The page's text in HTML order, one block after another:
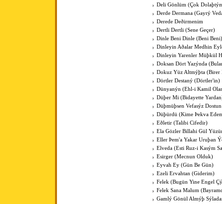
Deli Gönlüm (Çok
Derde Dermana (Gayrý
Derede Deðirmenim
Dertli Dertli (Sene Geçer)
Dinle Beni Dinle (Beni Beni)
Dinleyin Aðalar Medhin
Dinleyin Yarenler Müþkül
Doksan Dört Yazýnda
Dokuz Yüz Altmýþta (Birer
Dörtler Destaný (Dörtler'in)
Dünyanýn (Ehl-i Kamil
Düþer Mi (Bidayette
Düþmüþsen Vefasýz Dostun
Düþürdü (Kime Þekva
Eðletir (Talibi Cifedir)
Ela Gözler Billahi Gül
Eller Þem'a Yakar Uruþan
Elveda (Esti Ruz-i Kasým
Esirger (Mecnun Olduk)
Eyvah Ey (Gün Be Gün)
Ezeli Ervahtan (Giderim)
Felek (Bugün Yine Engel
Felek Sana Malum
Gamlý Gönül Almýþ